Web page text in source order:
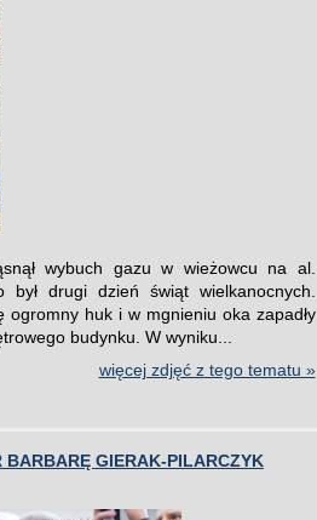
wybuch gazu w wieżowcu na al.
drugi dzień świąt wielkanocnych.
ogromny huk i w mgnieniu oka zapadły
budynku. W wyniku...
więcej zdjęć z tego tematu »
GIERAK-PILARCZYK